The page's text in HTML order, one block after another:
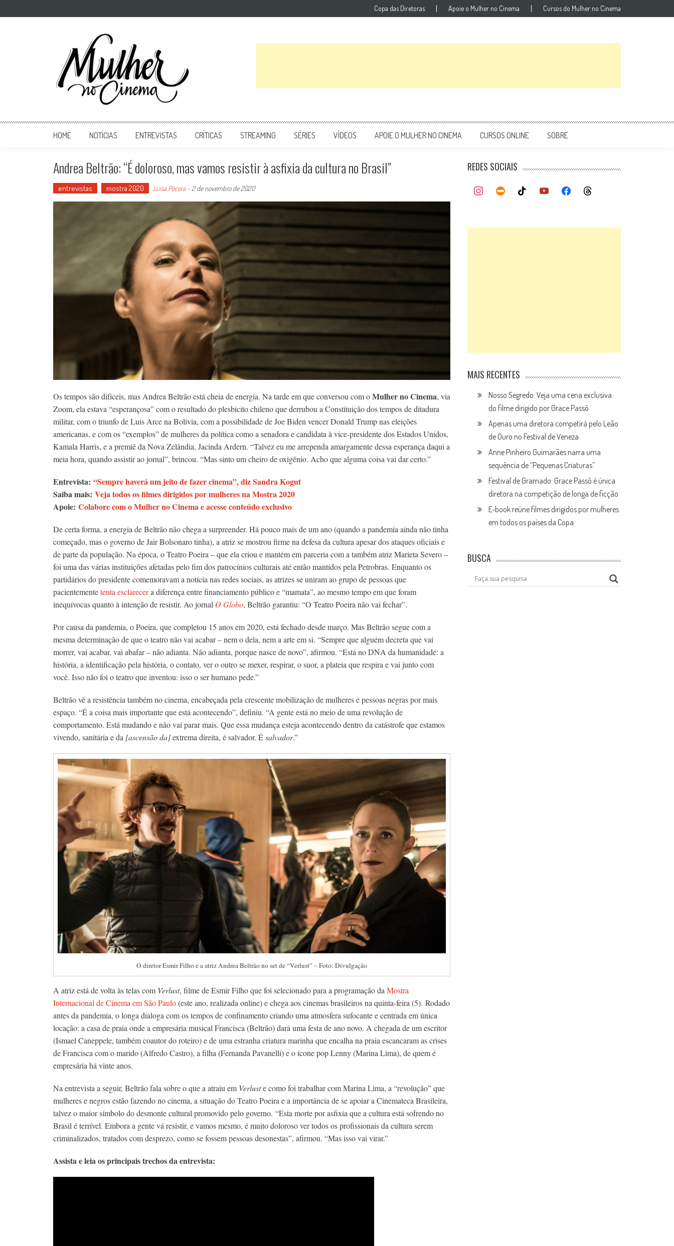
Copa das Diretoras Apoie o Mulher no Cinema Cursos do Mulher no Cinema
Mulher no Cinema
HOME NOTÍCIAS ENTREVISTAS CRÍTICAS STREAMING SÉRIES VÍDEOS APOIE O MULHER NO CINEMA CURSOS ONLINE SOBRE
Andrea Beltrão: “É doloroso, mas vamos resistir à asfixia da cultura no Brasil”
entrevistas mostra 2020 Luísa Pécora- 2 de novembro de 2020
Os tempos são difíceis, mas Andrea Beltrão está cheia de energia. Na tarde em que conversou com oMulher no Cinema, via
Zoom, ela estava “esperançosa” com o resultado do plesbicito chileno que derrubou a Constituição dos tempos de ditadura
militar, com o triunfo de Luis Arce na Bolívia, com a possibilidade de Joe Biden vencer Donald Trump nas eleições
americanas, e com os “exemplos” de mulheres da política como a senadora e candidata à vice-presidente dos Estados Unidos,
Kamala Harris, e a premiê da Nova Zelândia, Jacinda Ardern. “Talvez eu me arrependa amargamente dessa esperança daqui a
meia hora, quando assistir ao jornal”, brincou. “Mas sinto um cheiro de oxigênio. Acho que alguma coisa vai dar certo.”
Entrevista: “Sempre haverá um jeito de fazer cinema”, diz Sandra Kogut
Saiba mais: Veja todos os filmes dirigidos por mulheres na Mostra 2020
Apoie: Colabore com o Mulher no Cinema e acesse conteúdo exclusivo
De certa forma, a energia de Beltrão não chega a surpreender. Há pouco mais de um ano (quando a pandemia ainda não tinha
começado, mas o governo de Jair Bolsonaro tinha), a atriz se mostrou firme na defesa da cultura apesar dos ataques oficiais e
de parte da população. Na época, o Teatro Poeira – que ela criou e mantém em parceria com a também atriz Marieta Severo –
foi uma das várias instituições afetadas pelo fim dos patrocínios culturais até então mantidos pela Petrobras. Enquanto os
partidários do presidente comemoravam a notícia nas redes sociais, as atrizes se uniram ao grupo de pessoas que
pacientementetenta esclareceradiferença entre financiamento público e “mamata”, ao mesmo tempo em que foram
inequívocas quanto à intenção de resistir. Ao jornal O Globo, Beltrão garantiu: “O Teatro Poeira não vai fechar”.
Por causa da pandemia, o Poeira, que completou 15 anos em 2020, está fechado desde março. Mas Beltrão segue com a
mesma determinação de que o teatro não vai acabar – nem o dela, nem a arte em si. “Sempre que alguém decreta que vai
morrer, vai acabar, vai abafar – não adianta. Não adianta, porque nasce de novo”, afirmou. “Está no DNA da humanidade: a
história, a identificação pela história, o contato, ver o outro se mexer, respirar, o suor, a plateia que respira e vai junto com
você. Isso não foi o teatro que inventou: isso o ser humano pede.”
Beltrão vê a resistência também no cinema, encabeçada pela crescente mobilização de mulheres e pessoas negras por mais
espaço. “É a coisa mais importante que está acontecendo”, definiu. “A gente está no meio de uma revolução de
comportamento. Está mudando e não vai parar mais. Que essa mudança esteja acontecendo dentro da catástrofe que estamos
vivendo, sanitária e da [ascensão da]extrema direita, é salvador. Ésalvador.”
O diretor Esmir Filho e a atriz Andrea Beltrão no set de “Verlust” – Foto: Divulgação
A atriz está de volta às telas com Verlust, filme de Esmir Filho que foi selecionado para a programação da Mostra
Internacional de Cinema em São Paulo(este ano, realizada online) e chega aos cinemas brasileiros na quinta-feira (5). Rodado
antes da pandemia, o longa dialoga com os tempos de confinamento criando uma atmosfera sufocante e centrada em única
locação: a casa de praia onde a empresária musical Francisca (Beltrão) dará uma festa de ano novo. A chegada de um escritor
(Ismael Caneppele, também coautor do roteiro) e de uma estranha criatura marinha que encalha na praia escancaram as crises
de Francisca com o marido (Alfredo Castro), a filha (Fernanda Pavanelli) e o ícone pop Lenny (Marina Lima), de quem é
empresária há vinte anos.
Na entrevista a seguir, Beltrão fala sobre o que a atraiu em Verluste como foi trabalhar com Marina Lima, a “revolução” que
mulheres e negros estão fazendo no cinema, a situação do Teatro Poeira e a importância de se apoiar a Cinemateca Brasileira,
talvez o maior símbolo do desmonte cultural promovido pelo governo. “Esta morte por asfixia que a cultura está sofrendo no
Brasil é terrível. Embora a gente vá resistir, e vamos mesmo, é muito doloroso ver todos os profissionais da cultura serem
criminalizados, tratados com desprezo, como se fossem pessoas desonestas”, afirmou. “Mas isso vai virar.”
Assista e leia os principais trechos da entrevista:
REDES SOCIAIS
MAIS RECENTES
Nosso Segredo: Veja uma cena exclusiva
do filme dirigido por Grace Passô
Apenas uma diretora competirá pelo Leão
de Ouro no Festival de Veneza
Anne Pinheiro Guimarães narra uma
sequência de “Pequenas Criaturas”
Festival de Gramado: Grace Passô é única
diretora na competição de longa de ficção
E-book reúne filmes dirigidos por mulheres
em todos os países da Copa
BUSCA